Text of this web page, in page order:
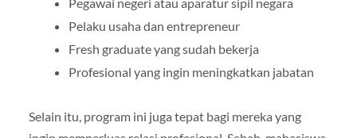
Pelaku usaha dan entrepreneur
Fresh graduate yang sudah bekerja
Profesional yang ingin meningkatkan jabatan
Selain itu, program ini juga tepat bagi mereka yang